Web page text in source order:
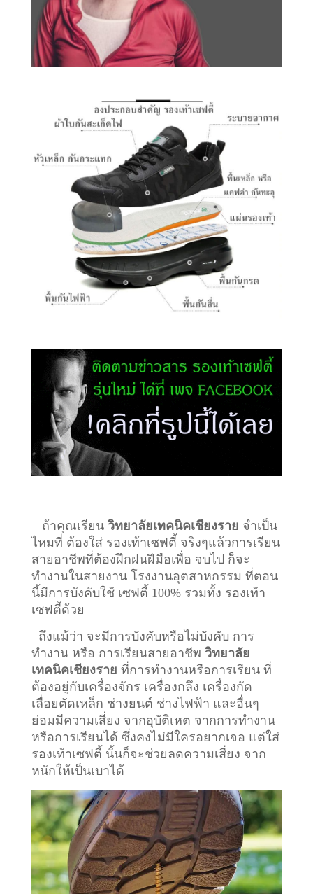
ถ้าคุณเรียน วิทยาลัยเทคนิคเชียงราย จำเป็น
ไหมที่ ต้องใส่ รองเท้าเซฟตี้ จริงๆแล้วการเรียน
สายอาชีพที่ต้องฝึกฝนฝีมือเพื่อ จบไป ก็จะ
ทำงานในสายงาน โรงงานอุตสาหกรรม ที่ตอน
นี้มีการบังคับใช้ เซฟตี้ 100% รวมทั้ง รองเท้า
เซฟตี้ด้วย
ถึงแม้ว่า จะมีการบังคับหรือไม่บังคับ การ
ทำงาน หรือ การเรียนสายอาชีพ วิทยาลัย
เทคนิคเชียงราย ที่การทำงานหรือการเรียน ที่
ต้องอยู่กับเครื่องจักร เครื่องกลึง เครื่องกัด
เลื่อยตัดเหล็ก ช่างยนต์ ช่างไฟฟ้า และอื่นๆ
ย่อมมีความเสี่ยง จากอุบัติเหต จากการทำงาน
หรือการเรียนได้ ซึ่งคงไม่มีใครอยากเจอ แต่ใส่
รองเท้าเซฟตี้ นั้นก็จะช่วยลดความเสี่ยง จาก
หนักให้เป็นเบาได้